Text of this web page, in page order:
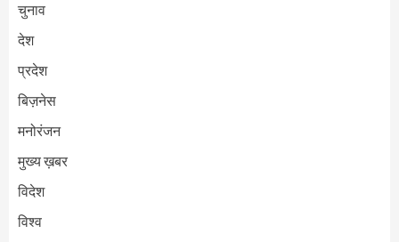
चुनाव
देश
प्रदेश
बिज़नेस
मनोरंजन
मुख्य ख़बर
विदेश
विश्व